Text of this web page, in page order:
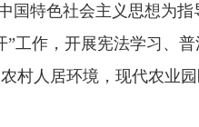
特色社会主义思想为
工作，开展宪法学习、
村人居环境，现代农业